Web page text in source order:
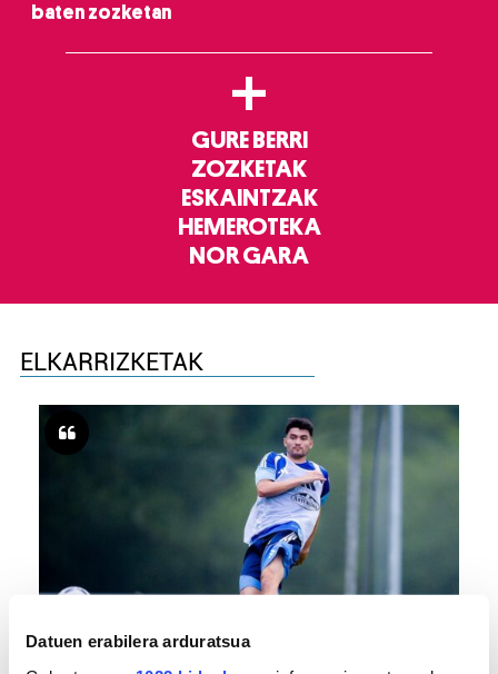
Datuen erabilera arduratsua
baten zozketan
+
GURE BERRI
ZOZKETAK
ESKAINTZAK
HEMEROTEKA
NOR GARA
ELKARRIZKETAK
FUTBOLA